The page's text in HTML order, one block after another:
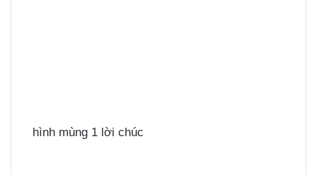
hình mùng 1 lời chúc